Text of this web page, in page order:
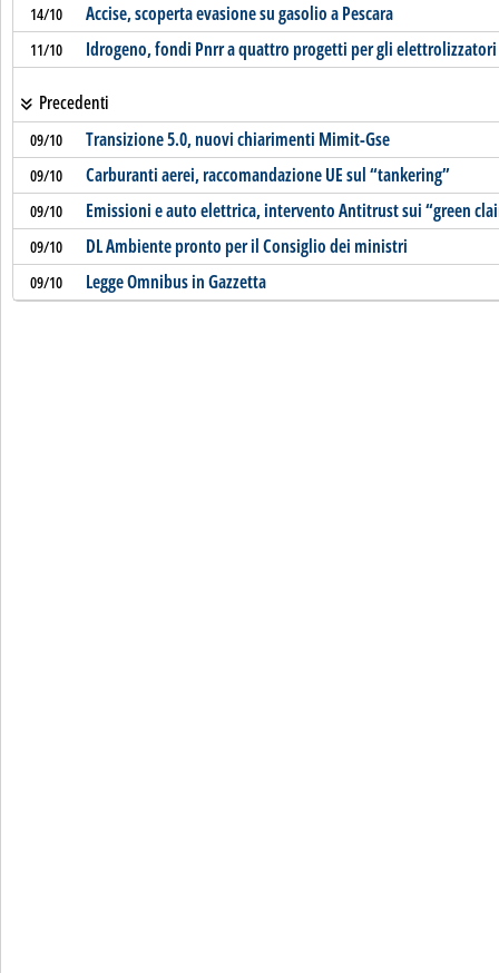
14/10 Accise, scoperta evasione su gasolio a Pescara
11/10 Idrogeno, fondi Pnrr a quattro progetti per gli elettrolizzatori
Precedenti
09/10 Transizione 5.0, nuovi chiarimenti Mimit-Gse
09/10 Carburanti aerei, raccomandazione UE sul “tankering”
09/10 Emissioni e auto elettrica, intervento Antitrust sui “green
09/10 DL Ambiente pronto per il Consiglio dei ministri
09/10 Legge Omnibus in Gazzetta